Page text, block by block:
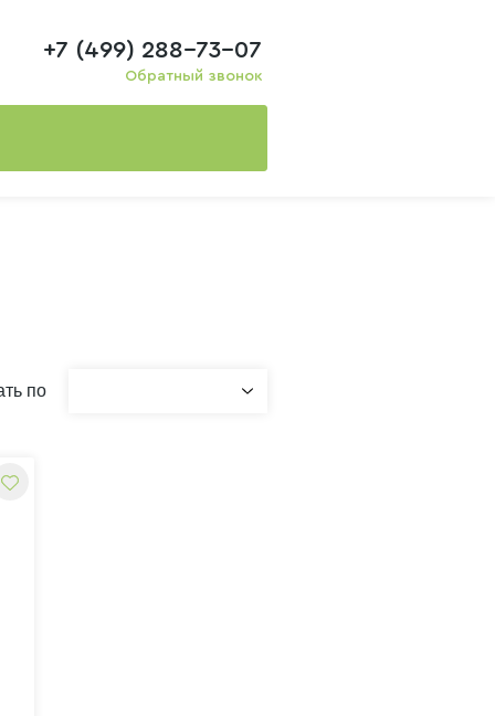
+7 (499) 288-73-07
Обратный звонок
по